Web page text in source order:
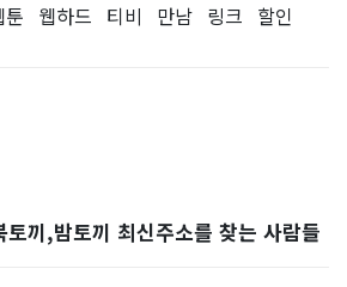
툰 웹하드 티비 만남 링크 할인
끼,밤토끼 최신주소를 찾는 사람들